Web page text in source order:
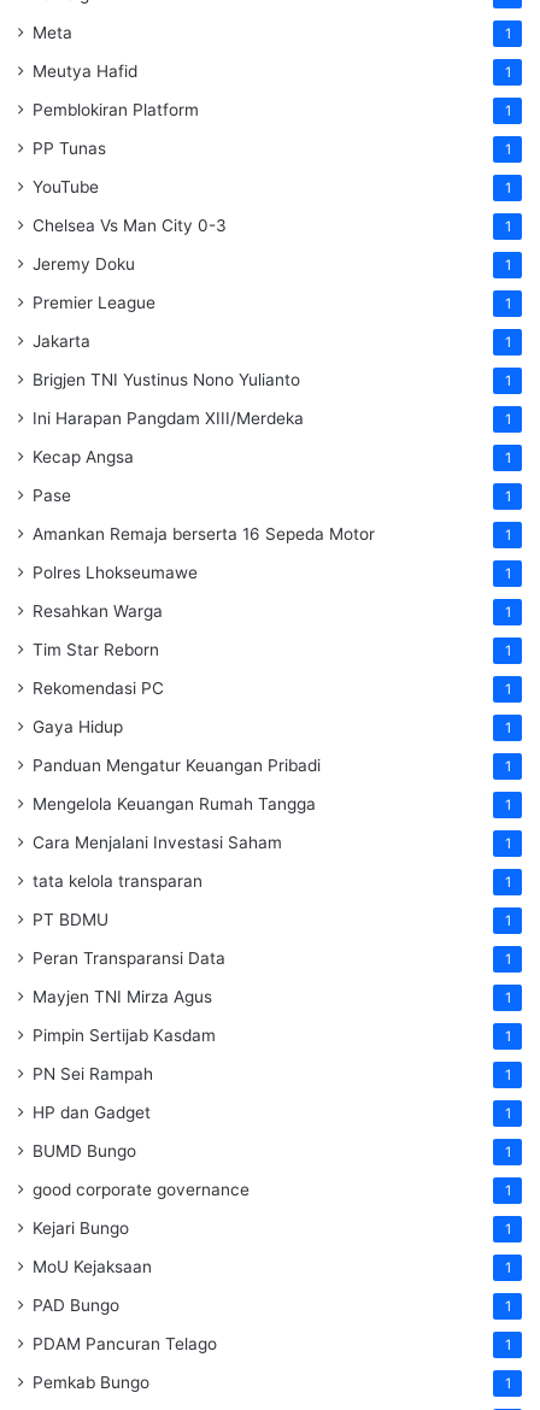
Meta 1
Meutya Hafid 1
Pemblokiran Platform 1
PP Tunas 1
YouTube 1
Chelsea Vs Man City 0-3 1
Jeremy Doku 1
Premier League 1
Jakarta 1
Brigjen TNI Yustinus Nono Yulianto 1
Ini Harapan Pangdam XIII/Merdeka 1
Kecap Angsa 1
Pase 1
Amankan Remaja berserta 16 Sepeda Motor 1
Polres Lhokseumawe 1
Resahkan Warga 1
Tim Star Reborn 1
Rekomendasi PC 1
Gaya Hidup 1
Panduan Mengatur Keuangan Pribadi 1
Mengelola Keuangan Rumah Tangga 1
Cara Menjalani Investasi Saham 1
tata kelola transparan 1
PT BDMU 1
Peran Transparansi Data 1
Mayjen TNI Mirza Agus 1
Pimpin Sertijab Kasdam 1
PN Sei Rampah 1
HP dan Gadget 1
BUMD Bungo 1
good corporate governance 1
Kejari Bungo 1
MoU Kejaksaan 1
PAD Bungo 1
PDAM Pancuran Telago 1
Pemkab Bungo 1